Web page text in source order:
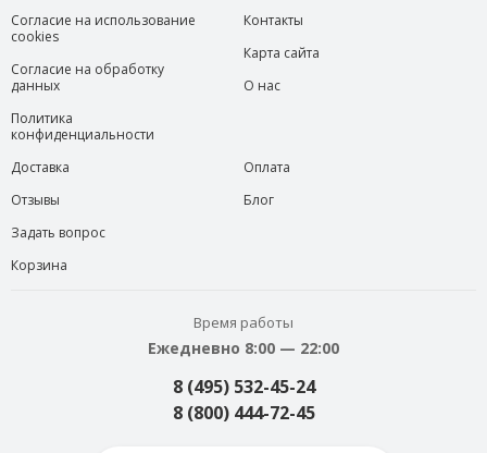
Согласие на использование
cookies
Согласие на обработку
данных
Политика
конфиденциальности
Контакты
Карта сайта
О нас
Доставка
Отзывы
Задать вопрос
Корзина
Оплата
Блог
Время работы
Ежедневно 8:00 — 22:00
8 (495) 532-45-24
8 (800) 444-72-45